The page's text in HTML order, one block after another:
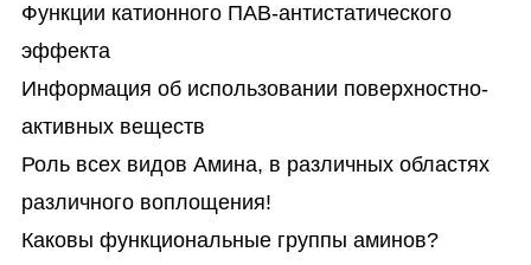
Функции катионного ПАВ-антистатического
эффекта
Информация об использовании поверхностно-
активных веществ
Роль всех видов Амина, в различных областях
различного воплощения!
Каковы функциональные группы аминов?